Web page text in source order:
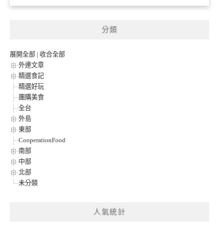
分類
展開全部 | 收合全部
外連文章
精選食記
精選好玩
團購美食
全台
外島
東部
CooperationFood
南部
中部
北部
未分類
人氣統計